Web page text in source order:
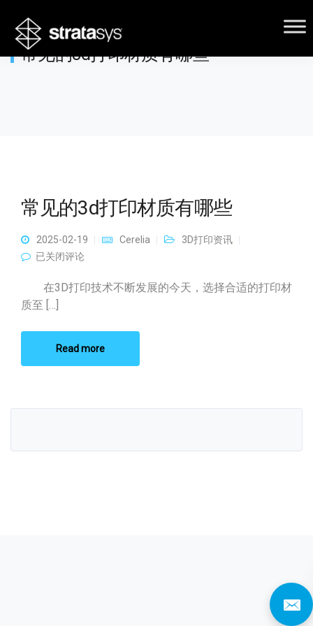
常见的3d打印材质有哪些
常见的3d打印材质有哪些
2025-02-19 Cerelia
3D打印资讯
常见的3d打印材质有哪些
已关闭评论
在3D打印技术不断发展的今天，选择合适的打印材
质至 […]
Read more